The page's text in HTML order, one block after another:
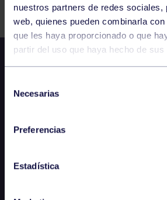
nuestros partners de redes sociales,
web, quienes pueden combinarla
que les haya proporcionado o que
partir del uso que haya hecho de
Necesarias
Preferencias
Estadística